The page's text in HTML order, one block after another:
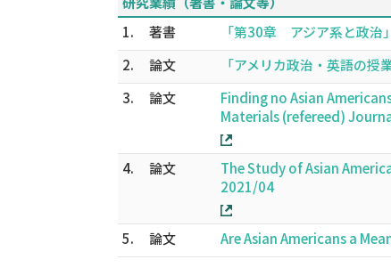
1.
著書
「第30章 アジア系と政治
2.
論文
「アメリカ政治・英語の
3.
論文
Finding no Asian
Materials (refereed)
4. 論文
The Study of Asian
2021/04
5. 論文
Are Asian Americans a